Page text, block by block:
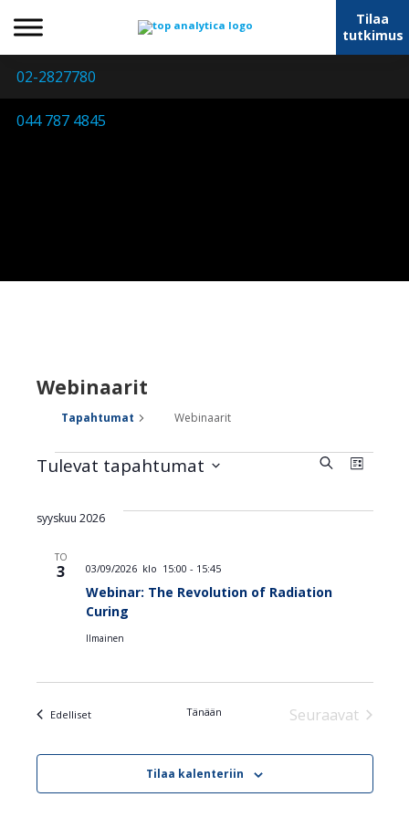
Tilaa
tutkimus
02-2827780
044 787 4845
Webinaarit
Tapahtumat Webinaarit
Tapahtumat
Etsi
Etsi
Lista
Tulevat tapahtumat
syyskuu 2026
TO
3
Webinar: The Revolution of Radiation
Curing
03/09/2026 klo 15:00 - 15:45
Ilmainen
EdellisetTapahtumat Tänään
Seuraavat
Tilaa kalenteriin